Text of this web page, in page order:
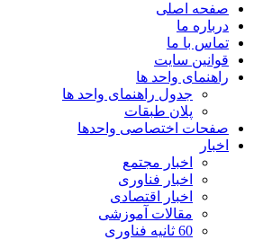
صفحه اصلی
درباره ما
تماس با ما
قوانین سایت
راهنمای واحد ها
جدول راهنمای واحد ها
پلان طبقات
صفحات اختصاصی واحدها
اخبار
اخبار مجتمع
اخبار فناوری
اخبار اقتصادی
مقالات آموزشی
60 ثانیه فناوری